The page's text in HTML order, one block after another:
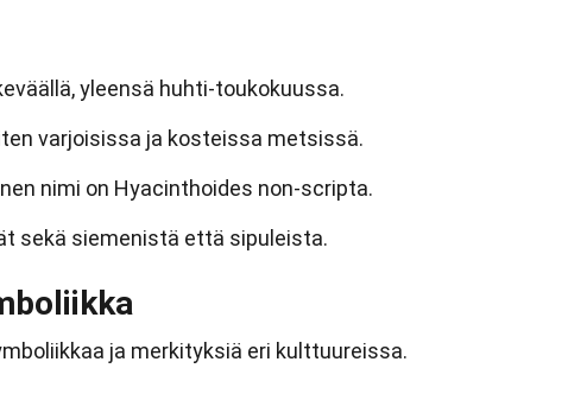
yleensä huhti-toukokuussa.
varjoisissa ja kosteissa metsissä.
nimi on Hyacinthoides non-scripta.
sekä siemenistä että sipuleista.
ja merkityksiä eri kulttuureissa.